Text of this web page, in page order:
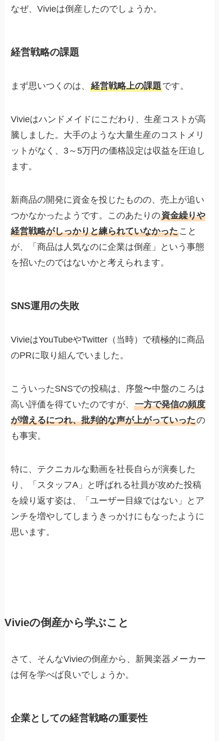
なぜ、Vivieは倒産したのでしょうか。
経営戦略の課題
まず思いつくのは、経営戦略上の課題です。
Vivieはハンドメイドにこだわり、生産コストが高
騰しました。大手のような大量生産のコストメリ
ットがなく、3～5万円の価格設定は収益を圧迫し
ます。
新商品の開発に資金を投じたものの、売上が追い
つかなかったようです。このあたりの資金繰りや
経営戦略がしっかりと練られていなかったこと
が、「商品は人気なのに企業は倒産」という事態
を招いたのではないかと考えられます。
SNS運用の失敗
VivieはYouTubeやTwitter（当時）で積極的に商品
のPRに取り組んでいました。
こういったSNSでの投稿は、序盤〜中盤のころは
高い評価を得ていたのですが、一方で発信の頻度
が増えるにつれ、批判的な声が上がっていったの
も事実。
特に、テクニカルな動画を社長自らが演奏した
り、「スタッフA」と呼ばれる社員が攻めた投稿
を繰り返す姿は、「ユーザー目線ではない」とア
ンチを増やしてしまうきっかけにもなったように
思います。
Vivieの倒産から学ぶこと
さて、そんなVivieの倒産から、新興楽器メーカー
は何を学べば良いでしょうか。
企業としての経営戦略の重要性